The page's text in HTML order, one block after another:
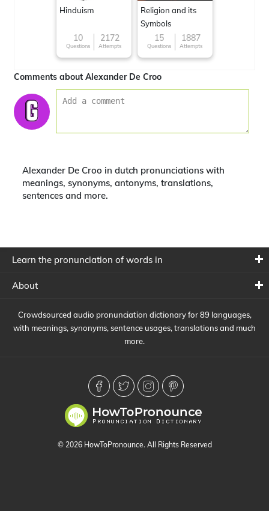
Hinduism
10
Questions
2172
Attempts
Religion and its
Symbols
15
Questions
1887
Attempts
Comments about Alexander De Croo
Alexander De Croo in dutch pronunciations with
meanings, synonyms, antonyms, translations,
sentences and more.
Learn the pronunciation of words in
About
Crowdsourced audio pronunciation dictionary for 89 languages,
with meanings, synonyms, sentence usages, translations and much
more.
© 2026 HowToPronounce. All Rights Reserved